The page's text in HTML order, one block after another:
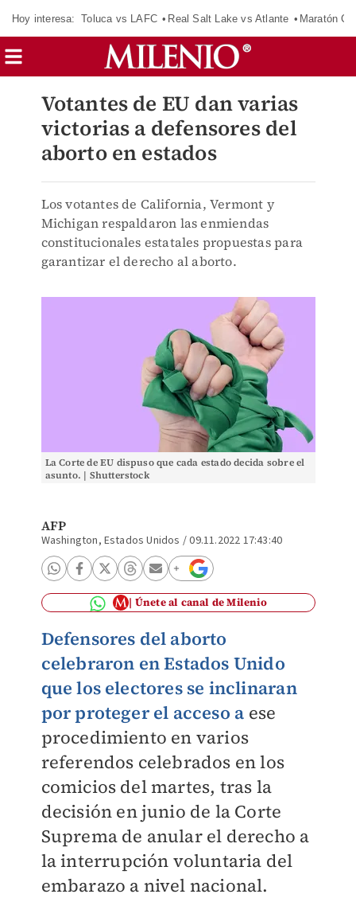
Hoy interesa: Toluca vs LAFC Real Salt Lake vs Atlante Maratón
Votantes de EU dan varias
victorias a defensores del
aborto en estados
Los votantes de California, Vermont y
Michigan respaldaron las enmiendas
constitucionales estatales propuestas para
garantizar el derecho al aborto.
La Corte de EU dispuso que cada estado decida sobre el
asunto. | Shutterstock
AFP
Washington, Estados Unidos /09.11.2022 17:43:40
Únete al canal de Milenio
Defensores del aborto
celebraron en Estados Unido
que los electores se inclinaran
por proteger el acceso a ese
procedimiento en varios
referendos celebrados en los
comicios del martes, tras la
decisión en junio de la Corte
Suprema de anular el derecho a
la interrupción voluntaria del
embarazo a nivel nacional.